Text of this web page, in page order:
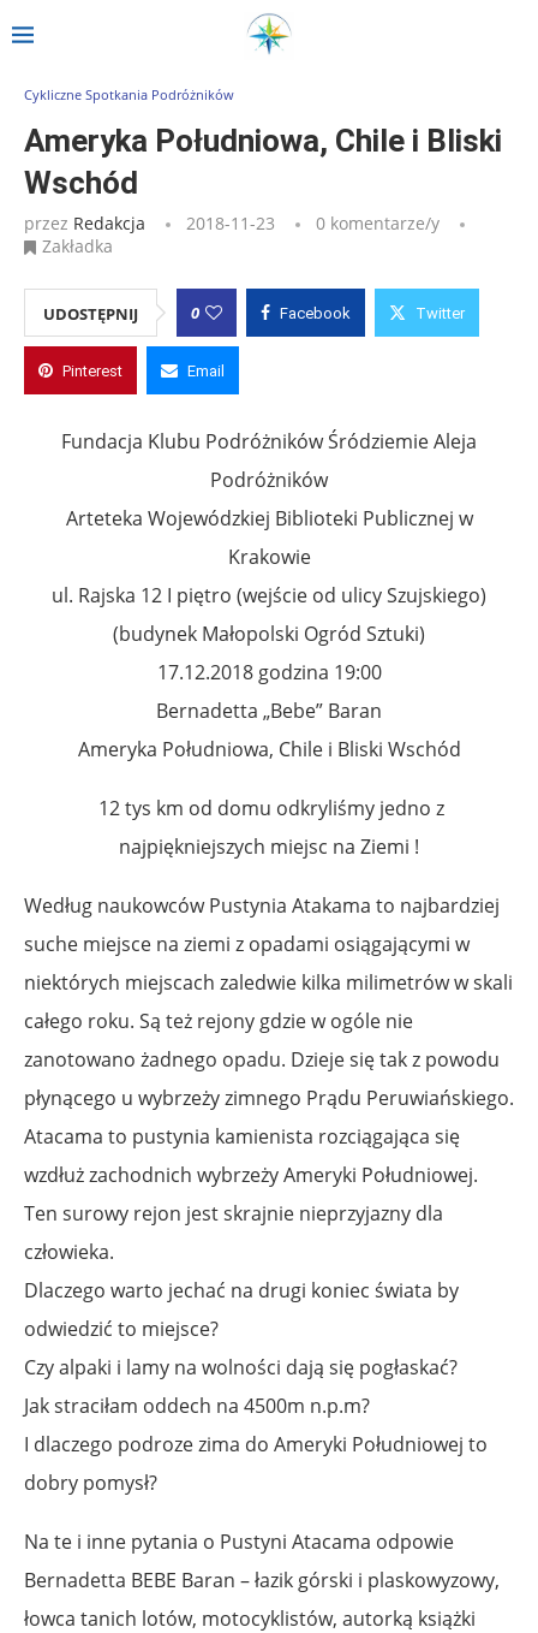
Strona główna Ameryka Południowa, Chile i Bliski Wschód
Cykliczne Spotkania Podróżników
Ameryka Południowa, Chile i Bliski
Wschód
przez Redakcja 2018-11-23
0 komentarze/y
Zakładka
UDOSTĘPNIJ 0 Facebook Twitter
Pinterest Email
Fundacja Klubu Podróżników Śródziemie Aleja
Podróżników
Arteteka Wojewódzkiej Biblioteki Publicznej w
Krakowie
ul. Rajska 12 I piętro (wejście od ulicy Szujskiego)
(budynek Małopolski Ogród Sztuki)
17.12.2018 godzina 19:00
Bernadetta „Bebe” Baran
Ameryka Południowa, Chile i Bliski Wschód
12 tys km od domu odkryliśmy jedno z
najpiękniejszych miejsc na Ziemi !
Według naukowców Pustynia Atakama to najbardziej
suche miejsce na ziemi z opadami osiągającymi w
niektórych miejscach zaledwie kilka milimetrów w skali
całego roku. Są też rejony gdzie w ogóle nie
zanotowano żadnego opadu. Dzieje się tak z powodu
płynącego u wybrzeży zimnego Prądu Peruwiańskiego.
Atacama to pustynia kamienista rozciągająca się
wzdłuż zachodnich wybrzeży Ameryki Południowej.
Ten surowy rejon jest skrajnie nieprzyjazny dla
człowieka.
Dlaczego warto jechać na drugi koniec świata by
odwiedzić to miejsce?
Czy alpaki i lamy na wolności dają się pogłaskać?
Jak straciłam oddech na 4500m n.p.m?
I dlaczego podroze zima do Ameryki Południowej to
dobry pomysł?
Na te i inne pytania o Pustyni Atacama odpowie
Bernadetta BEBE Baran – łazik górski i plaskowyzowy,
łowca tanich lotów, motocyklistów, autorką książki